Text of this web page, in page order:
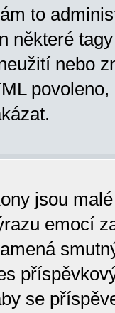
to
některé
nebo
jsou
emocí
se